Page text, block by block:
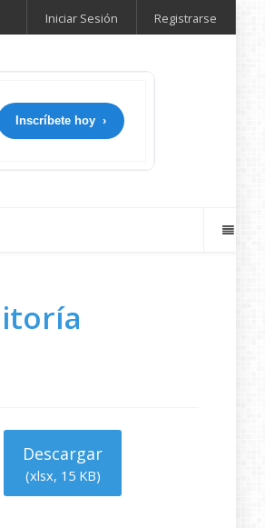
Iniciar Sesión Registrarse
Inscríbete hoy ›
Descargar
(xlsx, 15 KB)